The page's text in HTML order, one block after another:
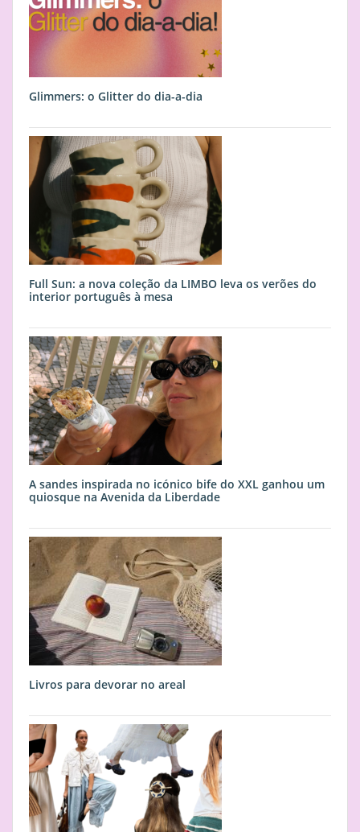
Glimmers: o Glitter do dia-a-dia
Full Sun: a nova coleção da LIMBO leva os verões do
interior português à mesa
A sandes inspirada no icónico bife do XXL ganhou um
quiosque na Avenida da Liberdade
Livros para devorar no areal